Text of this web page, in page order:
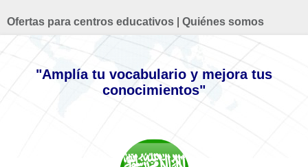
Ofertas para centros educativos Quiénes somos
"Amplía tu vocabulario y mejora tus
conocimientos"